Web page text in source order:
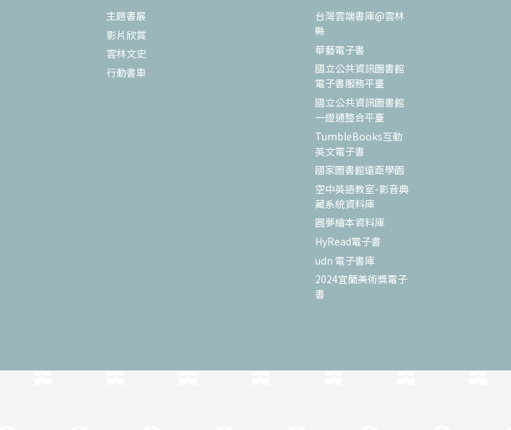
主題書展
影片欣賞
雲林文史
行動書車
台灣雲端書庫@雲林
縣
華藝電子書
國立公共資訊圖書館
電子書服務平臺
國立公共資訊圖書館
一證通整合平臺
TumbleBooks互動
英文電子書
國家圖書館遠距學園
空中英語教室-影音典
藏系統資料庫
圓夢繪本資料庫
HyRead電子書
udn 電子書庫
2024宜蘭美術獎電子
書